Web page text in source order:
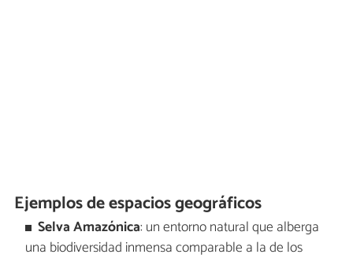
Ejemplos de espacios geográficos
Selva Amazónica: un entorno natural que alberga
una biodiversidad inmensa comparable a la de los